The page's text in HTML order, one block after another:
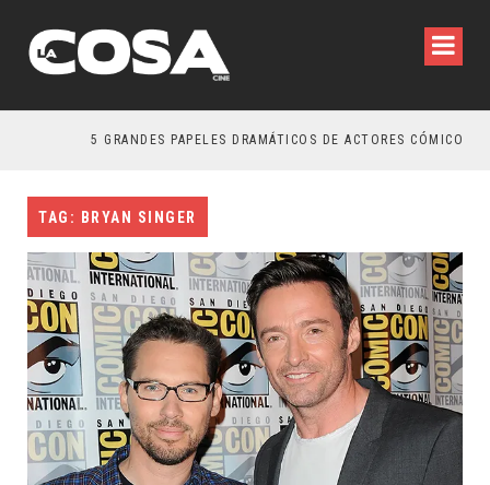
5 GRANDES PAPELES DRAMÁTICOS DE ACTORES CÓMICOS
TAG: BRYAN SINGER